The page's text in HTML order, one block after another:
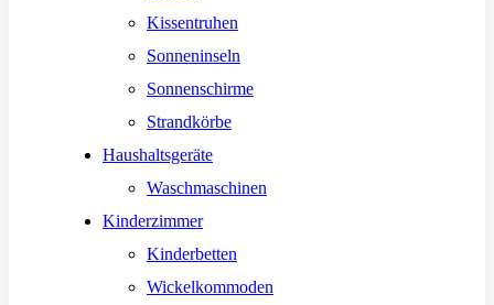
Kissentruhen
Sonneninseln
Sonnenschirme
Strandkörbe
Haushaltsgeräte
Waschmaschinen
Kinderzimmer
Kinderbetten
Wickelkommoden